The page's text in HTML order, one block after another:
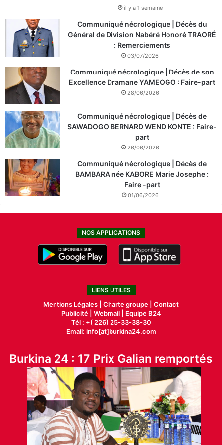
il y a 1 semaine
Communiqué nécrologique | Décès du
Général de Division Nabéré Honoré TRAORÉ
: Remerciements
03/07/2026
Communiqué nécrologique | Décès de son
Excellence Dramane YAMEOGO : Faire-part
28/06/2026
Communiqué nécrologique | Décès de
SAWADOGO BERNARD WENDIKONTE : Faire-
part
26/06/2026
Communiqué nécrologique | Décès de
BAMBARA née KABORE Marie Josephe :
Faire -part
01/06/2026
NOS APPLICATIONS
LIENS UTILES
Mentions Légales | Charte groupe | Contact
Publicité| Webmail |
Equipe B24
Tél : +( 226) 25-33-38-30
Email: info[at]burkina24.com
Burkina 24 : 17 Prix Galian remportés